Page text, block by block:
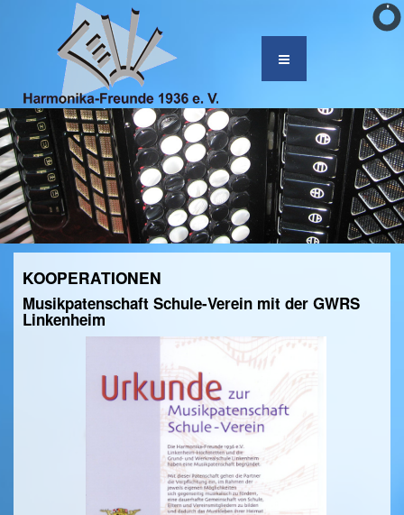
KOOPERATIONEN
Musikpatenschaft Schule-Verein mit der GWRS
Linkenheim